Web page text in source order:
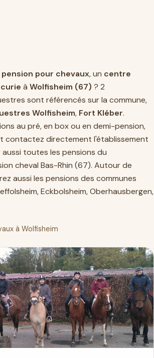
pension pour chevaux, un centre
à Wolfisheim (67) ? 2
sont référencés sur la commune,
Wolfisheim, Fort Kléber.
au pré, en box ou en demi-pension,
contactez directement l'établissement
toutes les pensions du
cheval Bas-Rhin (67). Autour de
aussi les pensions des communes
,Eckbolsheim,Oberhausbergen,
à Wolfisheim